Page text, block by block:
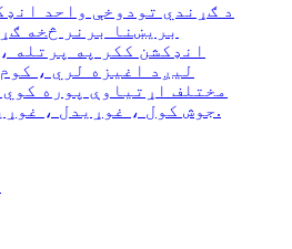
د ګړندي تودوخې واحد
بریښنا برنر څخه
انډکشن ککر په پرتله
لیږد اغیزه لري ،
مختلف اړتیاوې پوره
جوش کول ، غوړیدل ، غوړیدل ، ورو سټیونګ.